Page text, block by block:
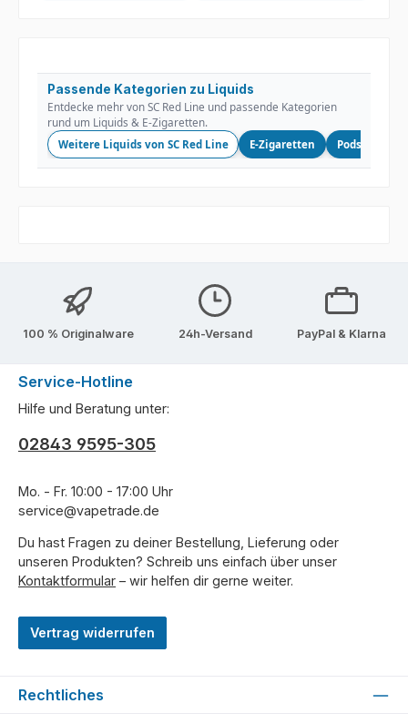
Passende Kategorien zu Liquids
Entdecke mehr von SC Red Line und passende Kategorien
rund um Liquids & E-Zigaretten.
Weitere Liquids von SC Red Line E-Zigaretten Podsysteme
100 % Originalware 24h-Versand PayPal & Klarna
Service-Hotline
Hilfe und Beratung unter:
02843 9595-305
Mo. - Fr. 10:00 - 17:00 Uhr
service@vapetrade.de
Du hast Fragen zu deiner Bestellung, Lieferung oder
unseren Produkten? Schreib uns einfach über unser
Kontaktformular – wir helfen dir gerne weiter.
Vertrag widerrufen
Rechtliches